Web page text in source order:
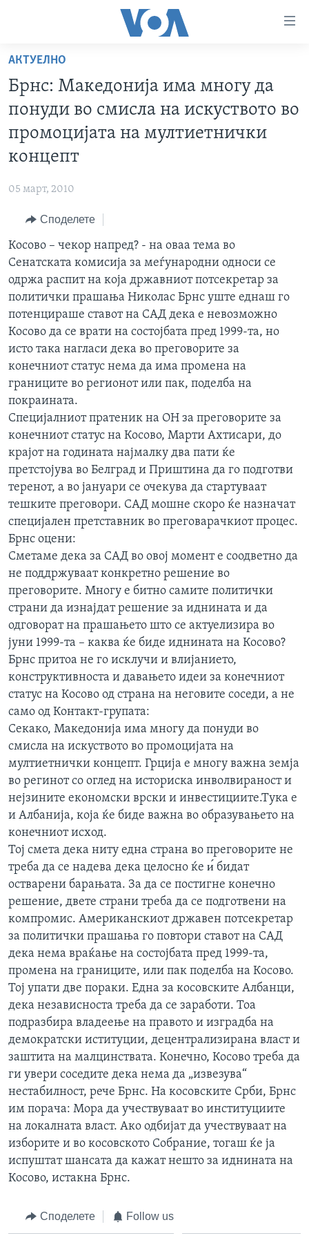
пристапност
Премини
на
главната
содржина
Премини
до
страната
навигација
РУБРИКИ
ЕКОНОМИЈА
ПОЛИТИКА
ЗДРАВЈЕ
УМЕТНОСТ И ЗАБАВА
ИНТЕРВЈУА
ФОТОГАЛЕРИИ
NEWSFLASH - АРХИВА
ВЕСТИ ОД САД ВО МИНУТА - АРХИВА
ИЗБОРИ ВО САД 2020 - АРХИВА
ЗА НАС
Јазици
АКТУЕЛНО
Брнс: Македонија има многу да
понуди во смисла на искуството во
промоцијата на мултиетнички
концепт
05 март, 2010
Споделете
Косово – чекор напред? - на оваа тема во
Сенатската комисија за меѓународни односи се
одржа распит на која државниот потсекретар за
политички прашања Николас Брнс уште еднаш го
потенцираше ставот на САД дека e невозможно
Косово да се врати на состојбата пред 1999-та, но
исто така нагласи дека во преговорите за
конечниот статус нема да има промена на
границите во регионот или пак, поделба на
покраината.
Специјалниот пратеник на ОН за преговорите за
конечниот статус на Косово, Марти Ахтисари, до
крајот на годината најмалку два пати ќе
претстојува во Белград и Приштина да го подготви
теренот, а во јануари се очекува да стартуваат
тешките преговори. САД мошне скоро ќе назначат
специјален претставник во преговарачкиот процес.
Брнс оцени:
Сметаме дека за САД во овој момент е соодветно да
не поддржуваат конкретно решение во
преговорите. Многу е битно самите политички
страни да изнајдат решение за иднината и да
одговорат на прашањето што се актуелизира во
јуни 1999-та – каква ќе биде иднината на Косово?
Брнс притоа не го исклучи и влијанието,
конструктивноста и давањето идеи за конечниот
статус на Косово од страна на неговите соседи, а не
само од Контакт-групата:
Секако, Македонија има многу да понуди во
смисла на искуството во промоцијата на
мултиетнички концепт. Грција е многу важна земја
во регинот со оглед на историска инволвираност и
нејзините економски врски и инвестициите.Тука е
и Албанија, која ќе биде важна во образувањето на
конечниот исход.
Тој смета дека ниту една страна во преговорите не
треба да се надева дека целосно ќе и́ бидат
остварени барањата. За да се постигне конечно
решение, двете страни треба да се подготвени на
компромис. Американскиот државен потсекретар
за политички прашања го повтори ставот на САД
дека нема враќање на состојбата пред 1999-та,
промена на границите, или пак поделба на Косово.
Тој упати две пораки. Една за косовските Албанци,
дека независноста треба да се заработи. Тоа
подразбира владеење на правото и изградба на
демократски иституции, децентрализирана власт и
заштита на малцинствата. Конечно, Косово треба да
ги увери соседите дека нема да „извезува“
нестабилност, рече Брнс. На косовските Срби, Брнс
им порача: Мора да учествуваат во институциите
на локалната власт. Ако одбијат да учествуваат на
изборите и во косовското Собрание, тогаш ќе ја
испуштат шансата да кажат нешто за иднината на
Косово, истакна Брнс.
Споделете Follow us